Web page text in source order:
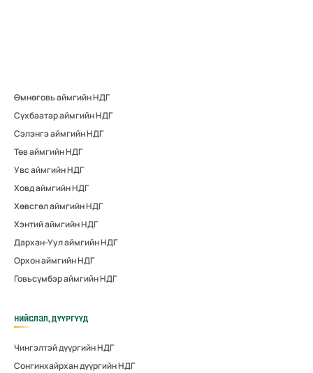
Өмнөговь аймгийн НДГ
Сүхбаатар аймгийн НДГ
Сэлэнгэ аймгийн НДГ
Төв аймгийн НДГ
Увс аймгийн НДГ
Ховд аймгийн НДГ
Хөвсгөл аймгийн НДГ
Хэнтий аймгийн НДГ
Дархан-Уул аймгийн НДГ
Орхон аймгийн НДГ
Говьсүмбэр аймгийн НДГ
НИЙСЛЭЛ, ДҮҮРГҮҮД
Чингэлтэй дүүргийн НДГ
Сонгинхайрхан дүүргийн НДГ